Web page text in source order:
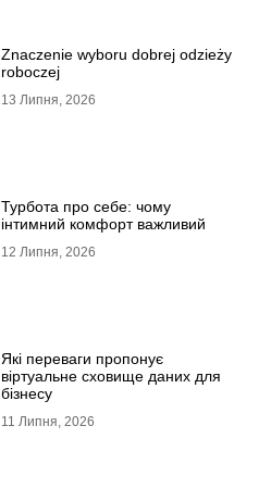
Znaczenie wyboru dobrej odzieży
roboczej
13 Липня, 2026
Турбота про себе: чому
інтимний комфорт важливий
12 Липня, 2026
Які переваги пропонує
віртуальне сховище даних для
бізнесу
11 Липня, 2026